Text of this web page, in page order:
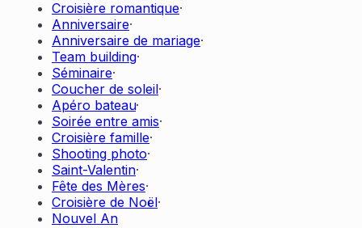
Croisière romantique·
Anniversaire·
Anniversaire de mariage·
Team building·
Séminaire·
Coucher de soleil·
Apéro bateau·
Soirée entre amis·
Croisière famille·
Shooting photo·
Saint-Valentin·
Fête des Mères·
Croisière de Noël·
Nouvel An